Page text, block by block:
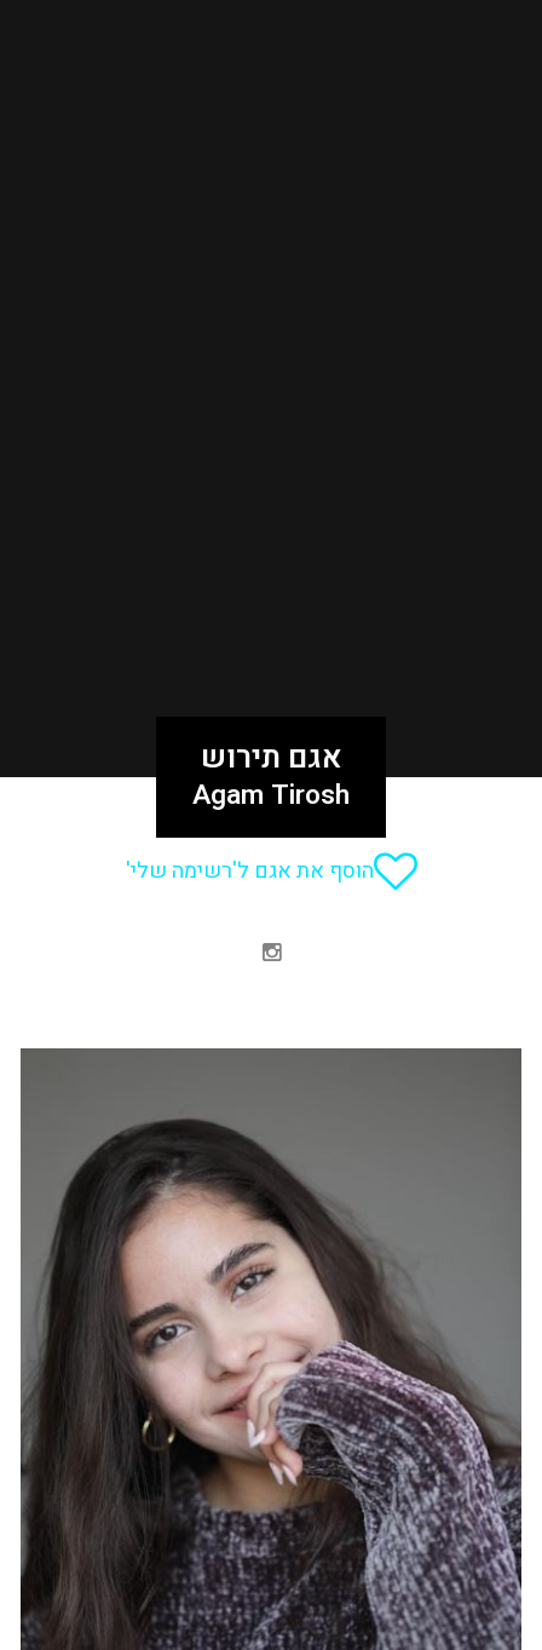
אגם תירוש
Agam Tirosh
הוסף את אגם ל'רשימה שלי'